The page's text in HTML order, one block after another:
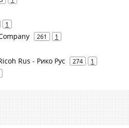
1
261 1
Rus - Рико Рус 274 1